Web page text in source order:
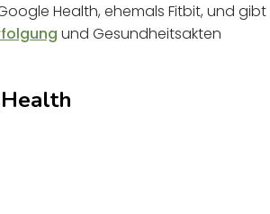
Health, ehemals Fitbit, und gibt
und Gesundheitsakten